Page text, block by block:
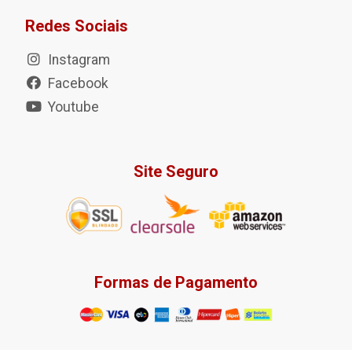
Redes Sociais
Instagram
Facebook
Youtube
Site Seguro
Formas de Pagamento